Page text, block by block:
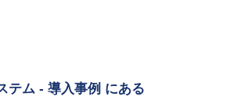
テム - 導入事例 にある